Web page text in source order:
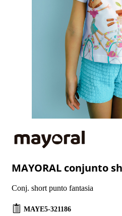
MAYORAL conjunto
Conj. short punto fantasia
MAYE5-321186